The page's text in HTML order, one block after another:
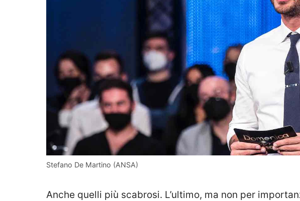
Stefano De Martino (ANSA)
Anche quelli più scabrosi. L’ultimo, ma non per